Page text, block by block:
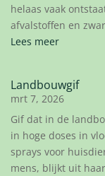
helaas vaak
afvalstoffen en
Lees meer
Landbouwgif
mrt 7, 2026
Gif dat in de
in hoge doses in
sprays voor
mens, blijkt uit